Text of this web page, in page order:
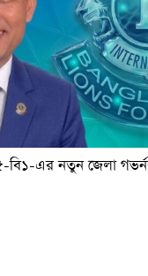
বি১-এর নতুন জেলা